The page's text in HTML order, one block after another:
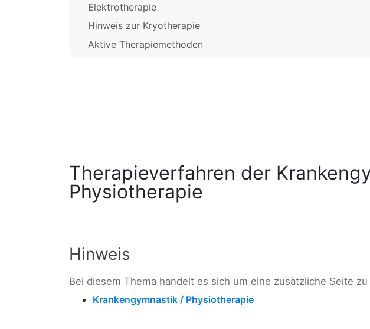
Elektrotherapie
Hinweis zur Kryotherapie
Aktive Therapiemethoden
Therapieverfahren der
Physiotherapie
Hinweis
Bei diesem Thema handelt es sich um eine zusätzliche Seite
Krankengymnastik / Physiotherapie